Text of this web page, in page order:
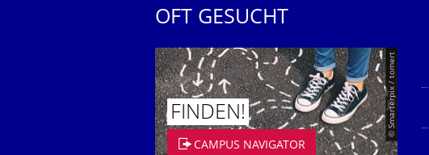
OFT GESUCHT
© Smarterpix / tomert
FINDEN!
CAMPUS NAVIGATOR